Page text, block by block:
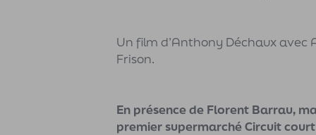
Un film d’Anthony Déchaux avec
Frison.
En présence de Florent Barrau,
premier supermarché Circuit